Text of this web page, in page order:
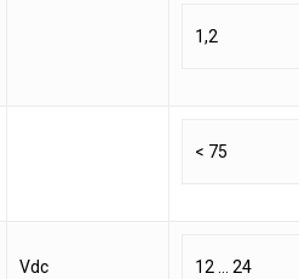
1,2
< 75
Vdc 12 … 24